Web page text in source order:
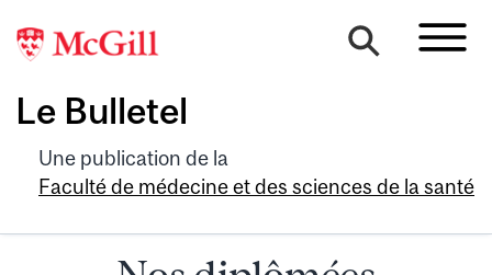
Le Bulletel
Une publication de la
Faculté de médecine et des sciences de la santé